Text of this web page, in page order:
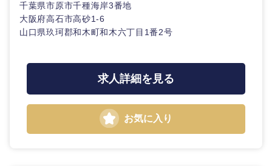
東海地方
三重県
千葉県市原市千種海岸3番地
大阪府高石市高砂1-6
山口県玖珂郡和木町和木六丁目1番2号
求人詳細を見る
お気に入り